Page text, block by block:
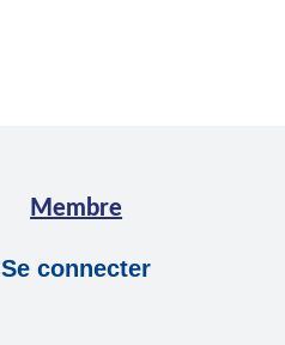
Membre
Se connecter